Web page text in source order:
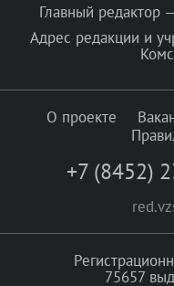
Главный редактор
Адрес редакции и
О проекте
+7 (8452)
75657